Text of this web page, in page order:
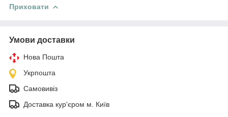
Приховати
Умови доставки
Нова Пошта
Укрпошта
Самовивіз
Доставка кур'єром м. Київ